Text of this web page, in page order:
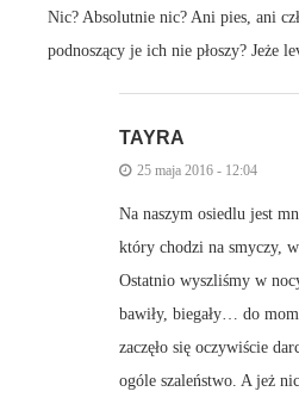
Nic? Absolutnie nic? Ani pies, ani
podnoszący je ich nie płoszy? Jeże
TAYRA
25 maja 2016 - 12:04
Na naszym osiedlu jest
który chodzi na smyczy,
Ostatnio wyszliśmy w
bawiły, biegały… do
zaczęło się oczywiście
ogóle szaleństwo. A jeż